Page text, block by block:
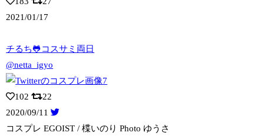
2021/01/17
チるち🐸コスサミ両日
@netta_igyo
102
22
2020/09/11
コスプレ EGOIST / 楪いのり Photo ゆうさ